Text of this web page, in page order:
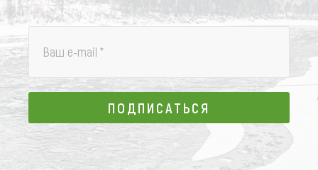
Ваш e-mail *
ПОДПИСАТЬСЯ
ПОДПИСАТЬСЯ